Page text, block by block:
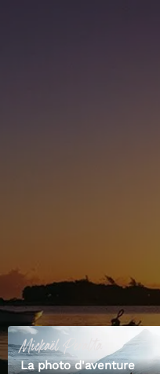
MickaëlPeralta
La photo d'aventure